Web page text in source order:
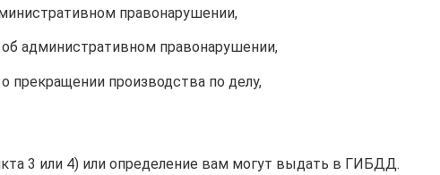
правонарушении,
административном правонарушении,
прекращении производства по делу,
3 или 4) или определение вам могут выдать в ГИБДД.